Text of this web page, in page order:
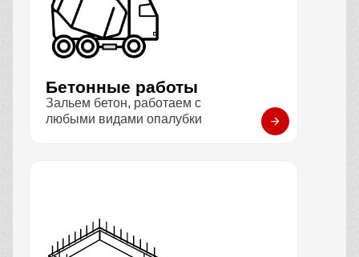
Бетонные работы
Зальем бетон, работаем с
любыми видами опалубки